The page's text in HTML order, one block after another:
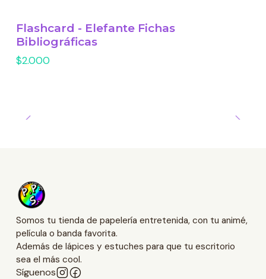
Flashcard - Elefante Fichas
Bibliográficas
$2.000
Somos tu tienda de papelería entretenida, con tu animé,
película o banda favorita.
Además de lápices y estuches para que tu escritorio
sea el más cool.
Síguenos